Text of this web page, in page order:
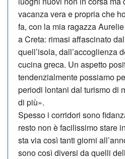
vacanza vera e propria che
fa, con la mia ragazza
a Creta: rimasi affascinato
quell’isola, dall’accoglienza
cucina greca. Un aspetto
tendenzialmente possiamo
periodi lontani dal turismo di
di più».
Spesso i corridori sono
resto non è facilissimo stare
sta via così tanti giorni
sono così diversi da quelli